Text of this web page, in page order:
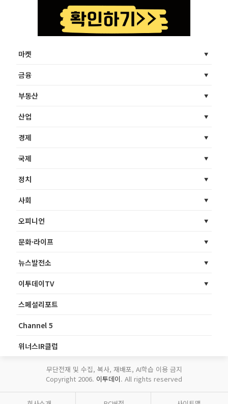
마켓
금융
부동산
산업
경제
국제
정치
사회
오피니언
문화·라이프
뉴스발전소
이투데이TV
스페셜리포트
Channel 5
위너스IR클럽
무단전재 및 수집, 복사, 재배포, AI학습 이용 금지
Copyright 2006. 이투데이. All rights reserved